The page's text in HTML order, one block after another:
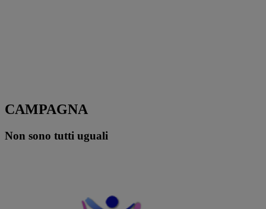
CAMPAGNA
Non sono tutti uguali